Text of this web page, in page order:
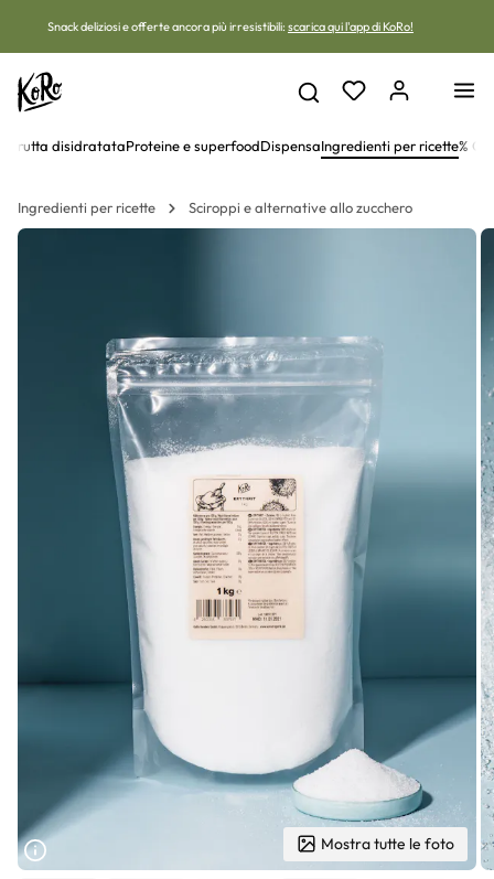
Snack deliziosi e offerte ancora più irresistibili: scarica qui l'app di KoRo!
Frutta disidratataProteine e superfoodDispensaIngredienti per ricette%
Ingredienti per ricette Sciroppi e alternative allo zucchero
Mostra tutte le foto